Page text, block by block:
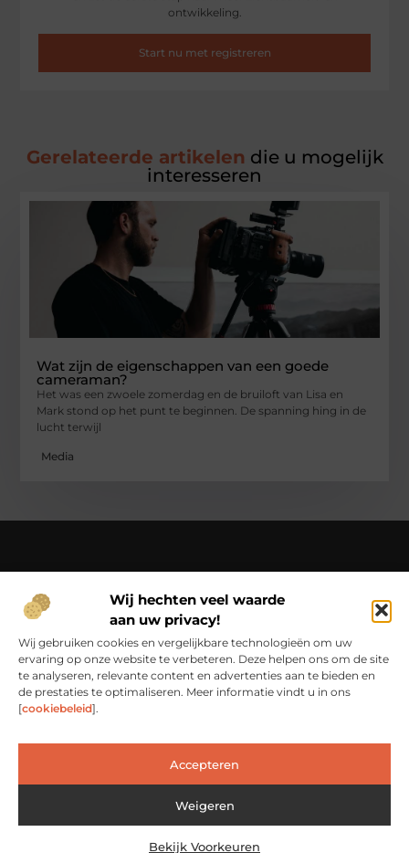
Wij hechten veel waarde
aan uw privacy!
Wij gebruiken cookies en vergelijkbare technologieën om uw
ervaring op onze website te verbeteren. Deze helpen ons om de site
te analyseren, relevante content en advertenties aan te bieden en
de prestaties te optimaliseren. Meer informatie vindt u in ons
[cookiebeleid].
Accepteren
Weigeren
Bekijk Voorkeuren
ontwikkeling.
Start nu met registreren
Gerelateerde artikelen die u mogelijk
interesseren
Wat zijn de eigenschappen van een goede
cameraman?
Het was een zwoele zomerdag en de bruiloft van Lisa en
Mark stond op het punt te beginnen. De spanning hing in de
lucht terwijl
Media
Jouw gids in een wereld vol verhalen – beleef het dagelijks
leven op Ci-productions.nl.
Ontdek een rijke verzameling blogs en artikelen die je
inspireren, informeren en elke dag weer verrijken.
Bericht categorie